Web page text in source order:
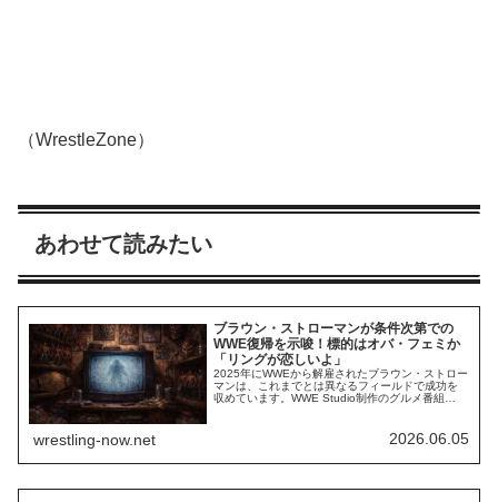
（WrestleZone）
あわせて読みたい
ブラウン・ストローマンが条件次第での
WWE復帰を示唆！標的はオバ・フェミか
「リングが恋しいよ」
2025年にWWEから解雇されたブラウン・ストロー
マンは、これまでとは異なるフィールドで成功を
収めています。WWE Studio制作のグルメ番組
す。しかし、WWEへの復帰があり得ないわけでは
ないようで、今も戦いに飢えています。出演した
wrestling-now.net 2026.06.05